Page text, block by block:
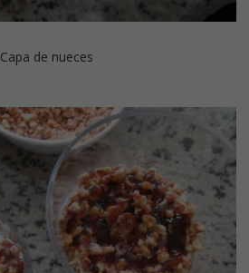
Capa de nueces